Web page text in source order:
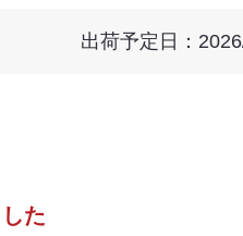
出荷予定日：
た